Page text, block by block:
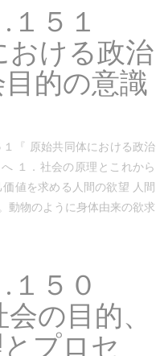
５１
おける政治
的の意識
『 原始共同体における政治
１．社会の原理とこれから
値を求める人間の欲望 人間
動物のように身体由来の欲求
５０
の目的、
プロセ